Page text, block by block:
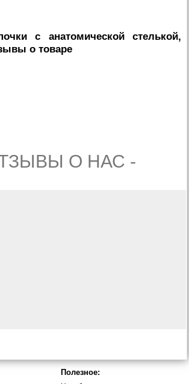
с анатомической стелькой,
о товаре
О НАС -
Полезное: